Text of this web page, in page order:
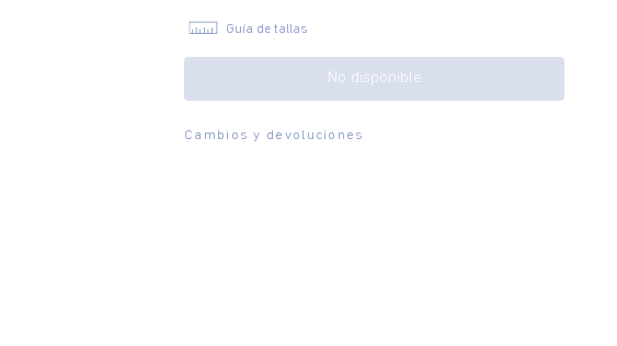
Guía de tallas
No disponible
Cambios y devoluciones